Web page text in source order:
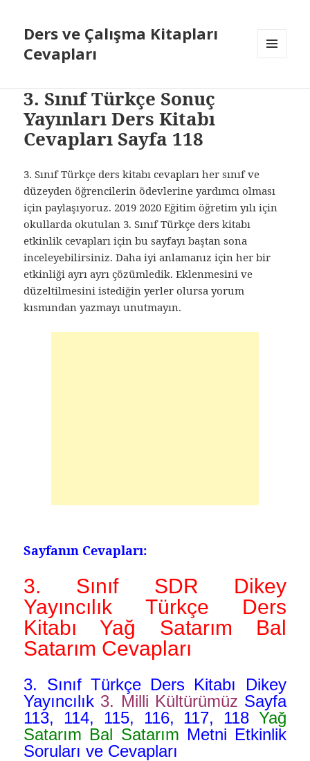
Ders ve Çalışma Kitapları
Cevapları
3. Sınıf Türkçe Sonuç
Yayınları Ders Kitabı
Cevapları Sayfa 118
3. Sınıf Türkçe ders kitabı cevapları her sınıf ve
düzeyden öğrencilerin ödevlerine yardımcı olması
için paylaşıyoruz. 2019 2020 Eğitim öğretim yılı için
okullarda okutulan 3. Sınıf Türkçe ders kitabı
etkinlik cevapları için bu sayfayı baştan sona
inceleyebilirsiniz. Daha iyi anlamanız için her bir
etkinliği ayrı ayrı çözümledik. Eklenmesini ve
düzeltilmesini istediğin yerler olursa yorum
kısmından yazmayı unutmayın.
Sayfanın Cevapları:
3. Sınıf SDR Dikey
Yayıncılık Türkçe Ders
Kitabı Yağ Satarım Bal
Satarım Cevapları
3. Sınıf Türkçe Ders Kitabı Dikey
Yayıncılık 3. Milli Kültürümüz Sayfa
113, 114, 115, 116, 117, 118 Yağ
Satarım Bal Satarım Metni Etkinlik
Soruları ve Cevapları